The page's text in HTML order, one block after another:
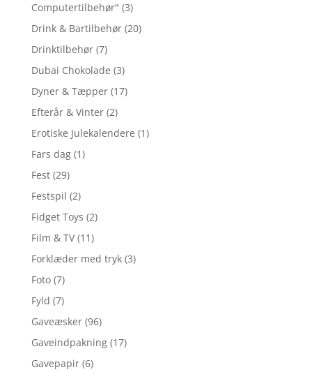
Computertilbehør" (3)
Drink & Bartilbehør (20)
Drinktilbehør (7)
Dubai Chokolade (3)
Dyner & Tæpper (17)
Efterår & Vinter (2)
Erotiske Julekalendere (1)
Fars dag (1)
Fest (29)
Festspil (2)
Fidget Toys (2)
Film & TV (11)
Forklæder med tryk (3)
Foto (7)
Fyld (7)
Gaveæsker (96)
Gaveindpakning (17)
Gavepapir (6)